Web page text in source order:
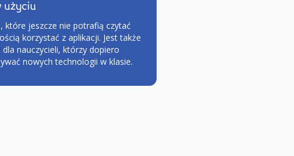
użyciu
które jeszcze nie potrafią czytać
korzystać z aplikacji. Jest także
nauczycieli, którzy dopiero
nowych technologii w klasie.